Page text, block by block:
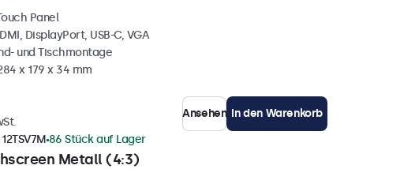
Panel
DisplayPort, USB-C, VGA
und Tischmontage
x 179 x 34 mm
Ansehen In den Warenkorb
Metall (4:3)
12TSV7M 86 Stück auf Lager